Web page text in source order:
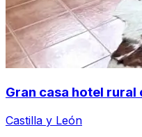
Gran casa hotel
Castilla y León